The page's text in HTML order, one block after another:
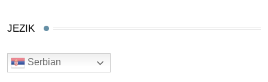
JEZIK
Serbian